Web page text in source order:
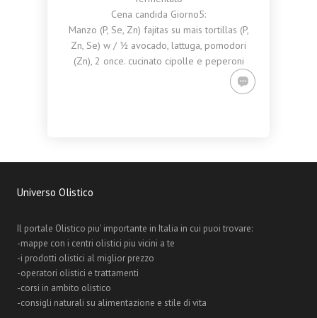
Cena candida Giorno5:
Manzo (P, Se, Zn) fajitas su mais tortillas (P,
Zn, Se) w / ½ avocado, lattuga, pomodori
(Zn), 2 once. cucinato cipolle e peperoni
Universo Olistico
Il portale Olistico piu' importante in Italia in cui puoi trovare:
-mappe con i centri olistici piu vicini a te
-i prodotti olistici al miglior prezzo
-operatori olistici e trattamenti
-corsi in ambito olistico
-consigli naturali su alimentazione e stile di vita